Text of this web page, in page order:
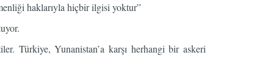
haklarıyla hiçbir ilgisi yoktur”
Türkiye, Yunanistan’a karşı herhangi bir askeri